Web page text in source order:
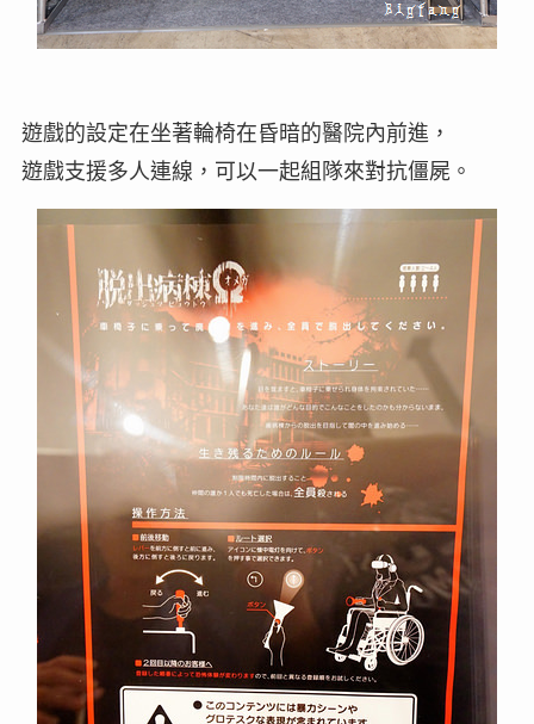
遊戲的設定在坐著輪椅在昏暗的醫院內前進，
遊戲支援多人連線，可以一起組隊來對抗僵屍。